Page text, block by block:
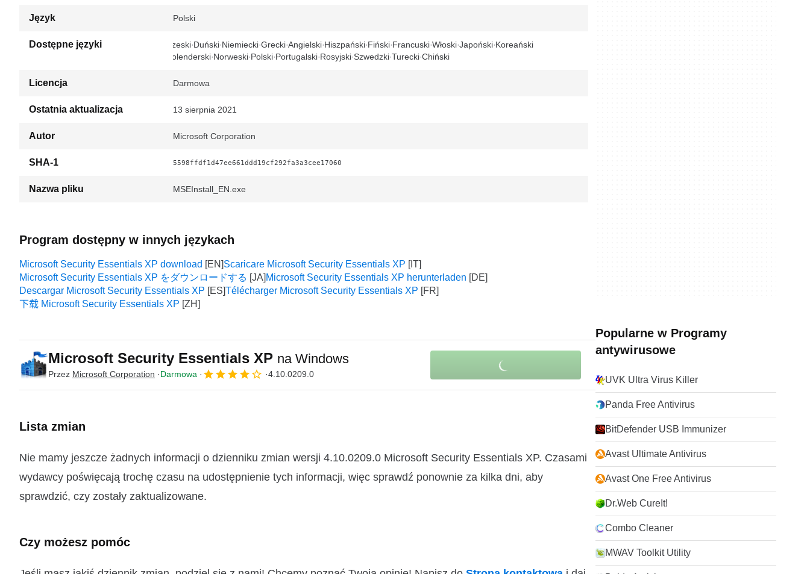
Język Polski
Dostępne języki Czeski Duński Niemiecki Grecki Angielski Hiszpański Fiński Francuski Włoski Japoński Koreański
Holenderski Norweski Polski Portugalski Rosyjski Szwedzki Turecki Chiński
Licencja Darmowa
Ostatnia aktualizacja 13 sierpnia 2021
Autor Microsoft Corporation
SHA-1 5598ffdf1d47ee661ddd19cf292fa3a3cee17060
Nazwa pliku MSEInstall_EN.exe
Program dostępny w innych językach
Microsoft Security Essentials XP download
Scaricare Microsoft Security Essentials XP
Microsoft Security Essentials XP をダウンロードする
Microsoft Security Essentials XP herunterladen
Descargar Microsoft Security Essentials XP
Télécharger Microsoft Security Essentials XP
下载 Microsoft Security Essentials XP
Microsoft Security Essentials XP na Windows
Przez Microsoft Corporation Darmowa 4.10.0209.0
Lista zmian
Nie mamy jeszcze żadnych informacji o dzienniku zmian wersji 4.10.0209.0 Microsoft Security Essentials XP. Czasami
wydawcy poświęcają trochę czasu na udostępnienie tych informacji, więc sprawdź ponownie za kilka dni, aby
sprawdzić, czy zostały zaktualizowane.
Czy możesz pomóc
Popularne w Programy
antywirusowe
UVK Ultra Virus Killer
Panda Free Antivirus
BitDefender USB Immunizer
Avast Ultimate Antivirus
Avast One Free Antivirus
Dr.Web CureIt!
Combo Cleaner
MWAV Toolkit Utility